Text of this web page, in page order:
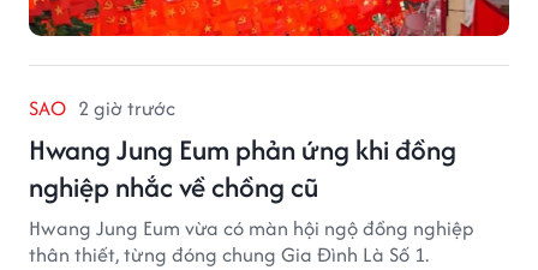
SAO 2 giờ trước
Hwang Jung Eum phản ứng khi đồng
nghiệp nhắc về chồng cũ
Hwang Jung Eum vừa có màn hội ngộ đồng nghiệp
thân thiết, từng đóng chung Gia Đình Là Số 1.